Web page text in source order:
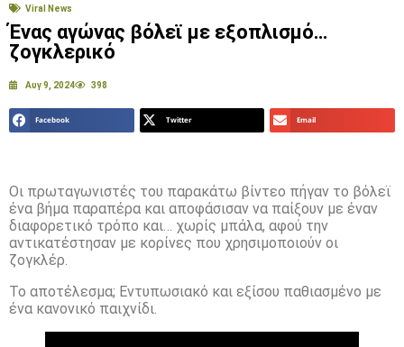
Viral News
Ένας αγώνας βόλεϊ με εξοπλισμό…
ζογκλερικό
Αυγ 9, 2024 398
Facebook Twitter Email
Οι πρωταγωνιστές του παρακάτω βίντεο πήγαν το βόλεϊ
ένα βήμα παραπέρα και αποφάσισαν να παίξουν με έναν
διαφορετικό τρόπο και… χωρίς μπάλα, αφού την
αντικατέστησαν με κορίνες που χρησιμοποιούν οι
ζογκλέρ.
Το αποτέλεσμα; Εντυπωσιακό και εξίσου παθιασμένο με
ένα κανονικό παιχνίδι.